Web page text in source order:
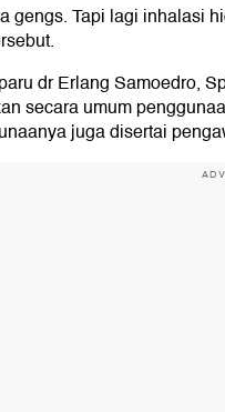
gengs. Tapi lagi inhalasi
dr Erlang Samoedro,
secara umum
juga disertai